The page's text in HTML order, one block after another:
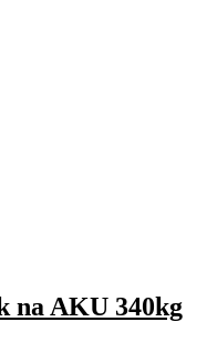
na AKU 340kg